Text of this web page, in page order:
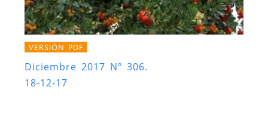
VERSIÓN PDF
Diciembre 2017 Nº 306.
18-12-17